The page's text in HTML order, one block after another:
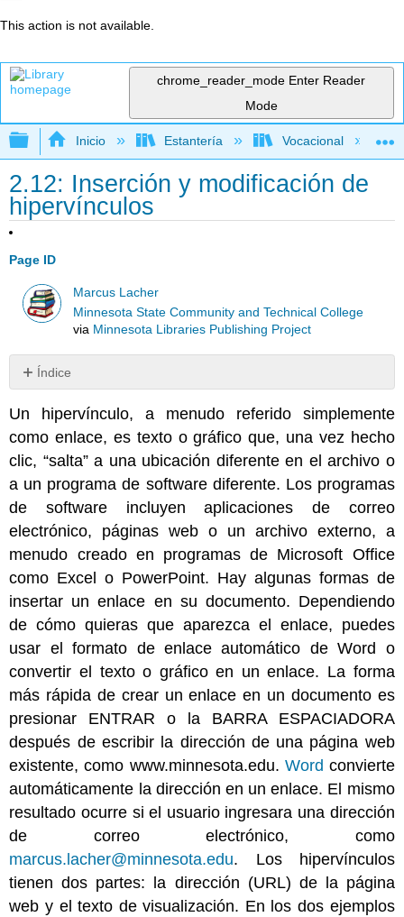
This action is not available.
chrome_reader_mode Enter Reader
Mode
Expandir/contraer jerarquía global
Inicio Estantería Vocacional
2.12: Inserción y modificación de
hipervínculos
Page ID
Marcus Lacher
Minnesota State Community and Technical College
via Minnesota Libraries Publishing Project
Índice
Sin
encabezados
Un hipervínculo, a menudo referido simplemente
como enlace, es texto o gráfico que, una vez hecho
clic, “salta” a una ubicación diferente en el archivo o
a un programa de software diferente. Los programas
de software incluyen aplicaciones de correo
electrónico, páginas web o un archivo externo, a
menudo creado en programas de Microsoft Office
como Excel o PowerPoint. Hay algunas formas de
insertar un enlace en su documento. Dependiendo
de cómo quieras que aparezca el enlace, puedes
usar el formato de enlace automático de Word o
convertir el texto o gráfico en un enlace. La forma
más rápida de crear un enlace en un documento es
presionar ENTRAR o la BARRA ESPACIADORA
después de escribir la dirección de una página web
existente, como www.minnesota.edu. Word convierte
automáticamente la dirección en un enlace. El mismo
resultado ocurre si el usuario ingresara una dirección
de correo electrónico, como
marcus.lacher@minnesota.edu. Los hipervínculos
tienen dos partes: la dirección (URL) de la página
web y el texto de visualización. En los dos ejemplos